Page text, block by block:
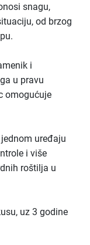
snagu,
od brzog
i
u pravu
omogućuje
uređaju
i više
roštilja u
uz 3 godine